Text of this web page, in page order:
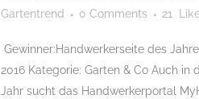
Gartentrend
0 Comments 21
Gewinner:Handwerkerseite des
2016 Kategorie: Garten & Co Auch in
Jahr sucht das Handwerkerportal